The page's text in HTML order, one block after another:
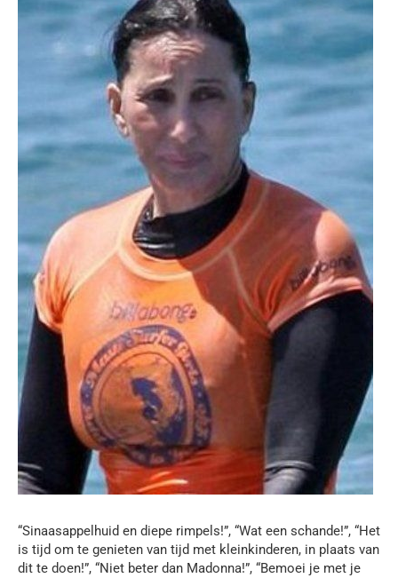
“Sinaasappelhuid en diepe rimpels!”, “Wat een schande!”, “Het
is tijd om te genieten van tijd met kleinkinderen, in plaats van
dit te doen!”, “Niet beter dan Madonna!”, “Bemoei je met je